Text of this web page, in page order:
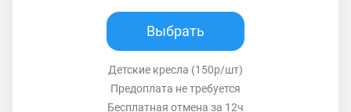
Выбрать
Детские кресла (150р/шт)
Предоплата не требуется
Бесплатная отмена за 12ч